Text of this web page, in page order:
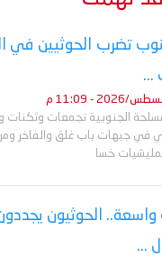
تضرب الحوثيين في
...
الجنوبية تجمعات وثكنات
في جبهات باب غلق والفاخر
خسا
الحوثيون
...